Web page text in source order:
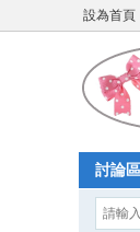
設為首頁
討論區